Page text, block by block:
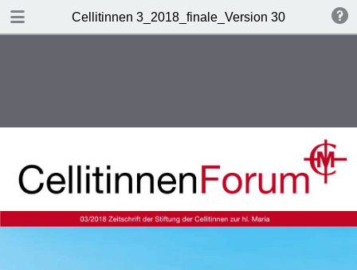
Cellitinnen 3_2018_finale_Version 30.7.2018
DOWNLOAD